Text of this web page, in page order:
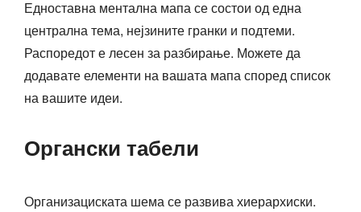
Едноставна ментална мапа се состои од една
централна тема, нејзините гранки и подтеми.
Распоредот е лесен за разбирање. Можете да
додавате елементи на вашата мапа според список
на вашите идеи.
Органски табели
Организациската шема се развива хиерархиски.